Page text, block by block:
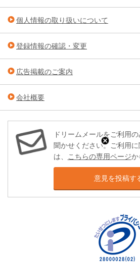
個人情報の取り扱いについて
登録情報の確認・変更
広告掲載のご案内
会社概要
ドリームメールをご利用
聞かせください。ご利用
は、
こちらの専用ページか
意見を投稿す